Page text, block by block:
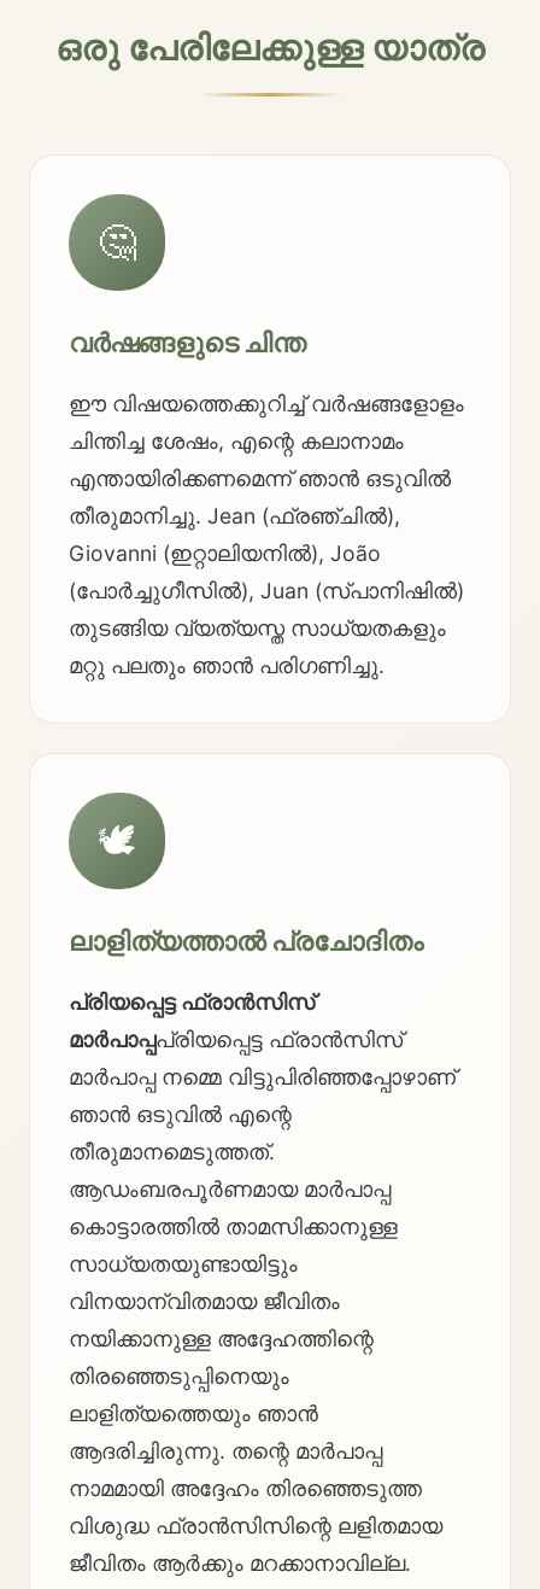
ഒരു പേരിലേക്കുള്ള യാത്ര
🤔
വർഷങ്ങളുടെ ചിന്ത
ഈ വിഷയത്തെക്കുറിച്ച് വർഷങ്ങളോളം
ചിന്തിച്ച ശേഷം, എന്റെ കലാനാമം
എന്തായിരിക്കണമെന്ന് ഞാൻ ഒടുവിൽ
തീരുമാനിച്ചു. Jean (ഫ്രഞ്ചിൽ),
Giovanni (ഇറ്റാലിയനിൽ), João
(പോർച്ചുഗീസിൽ), Juan (സ്പാനിഷിൽ)
തുടങ്ങിയ വ്യത്യസ്ത സാധ്യതകളും
മറ്റു പലതും ഞാൻ പരിഗണിച്ചു.
🕊️
ലാളിത്യത്താൽ പ്രചോദിതം
പ്രിയപ്പെട്ട ഫ്രാൻസിസ്
മാർപാപ്പപ്രിയപ്പെട്ട ഫ്രാൻസിസ്
മാർപാപ്പ നമ്മെ വിട്ടുപിരിഞ്ഞപ്പോഴാണ്
ഞാൻ ഒടുവിൽ എന്റെ
തീരുമാനമെടുത്തത്.
ആഡംബരപൂർണമായ മാർപാപ്പ
കൊട്ടാരത്തിൽ താമസിക്കാനുള്ള
സാധ്യതയുണ്ടായിട്ടും
വിനയാന്വിതമായ ജീവിതം
നയിക്കാനുള്ള അദ്ദേഹത്തിന്റെ
തിരഞ്ഞെടുപ്പിനെയും
ലാളിത്യത്തെയും ഞാൻ
ആദരിച്ചിരുന്നു. തന്റെ മാർപാപ്പ
നാമമായി അദ്ദേഹം തിരഞ്ഞെടുത്ത
വിശുദ്ധ ഫ്രാൻസിസിന്റെ ലളിതമായ
ജീവിതം ആർക്കും മറക്കാനാവില്ല.